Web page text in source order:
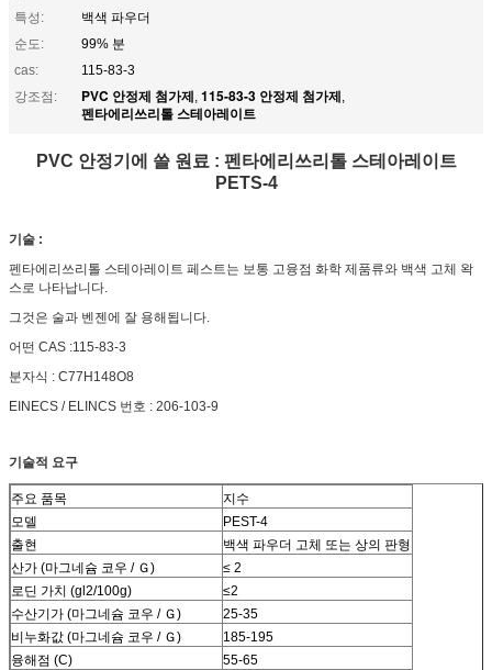
특성:
백색 파우더
순도:
99% 분
cas:
115-83-3
강조점:
PVC 안정제 첨가제, 115-83-3 안정제 첨가제,
펜타에리쓰리톨 스테아레이트
PVC 안정기에 쓸 원료 : 펜타에리쓰리톨 스테아레이트
PETS-4
기술 :
펜타에리쓰리톨 스테아레이트 페스트는 보통 고융점 화학 제품류와 백색 고체 왁
스로 나타납니다.
그것은 술과 벤젠에 잘 용해됩니다.
어떤 CAS :115-83-3
분자식 : C77H148O8
EINECS / ELINCS 번호 : 206-103-9
기술적 요구
주요 품목
지수
모델
PEST-4
출현
백색 파우더 고체 또는 상의 판형
산가 (마그네슘 코우 / Ｇ)
≤ 2
로딘 가치 (gl2/100g)
≤2
수산기가 (마그네슘 코우 / Ｇ)
25-35
비누화값 (마그네슘 코우 / Ｇ)
185-195
융해점 (C)
55-65